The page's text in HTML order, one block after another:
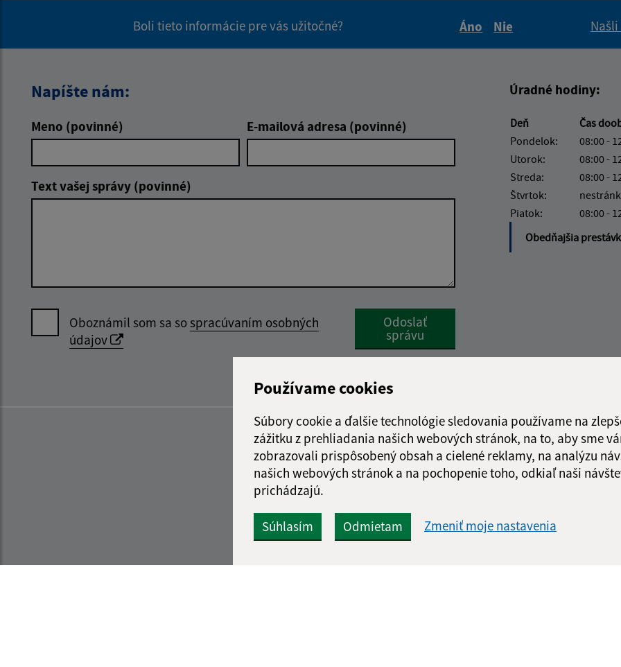
Používame cookies
Súbory cookie a ďalšie technológie sledovania používame na
zážitku z prehliadania našich webových stránok, na to, aby sme
zobrazovali prispôsobený obsah a cielené reklamy, na analýzu
našich webových stránok a na pochopenie toho, odkiaľ naši
prichádzajú.
Súhlasím Odmietam Zmeniť moje nastavenia
Boli tieto informácie pre vás užitočné?
Áno
Nie
Napíšte nám:
Meno (povinné) E-mailová adresa (povinné)
Text vašej správy (povinné)
Oboznámil som sa sospracúvaním osobných
údajov
Google reCaptcha Response
Odoslať
správu
Úradné hodiny:
Deň Čas
Pondelok:
08:00 -
Utorok:
08:00 -
Streda:
08:00 -
Štvrtok:
Piatok:
08:00 -
Obedňajšia